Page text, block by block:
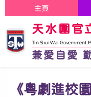
天水圍官
Tin Shui Wai Government
兼愛自愛
主頁
《粵劇進校